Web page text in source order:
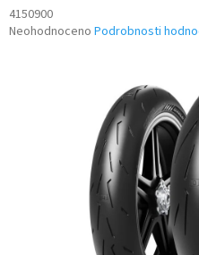
4150900
Průměrné
Neohodnoceno Podrobnosti